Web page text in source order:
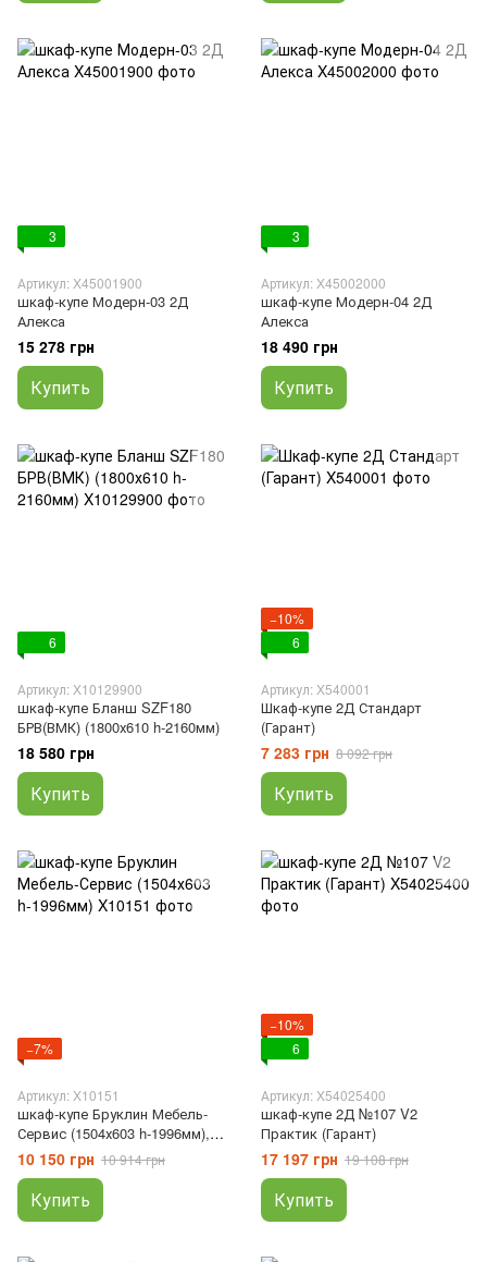
3
Артикул: X45001900
шкаф-купе Модерн-03 2Д
Алекса
15 278 грн
Купить
3
Артикул: X45002000
шкаф-купе Модерн-04 2Д
Алекса
18 490 грн
Купить
6
Артикул: X10129900
шкаф-купе Бланш SZF180
БРВ(ВМК) (1800х610 h-2160мм)
18 580 грн
Купить
−10%
6
Артикул: X540001
Шкаф-купе 2Д Стандарт
(Гарант)
7 283 грн 8 092 грн
Купить
−7%
Артикул: X10151
шкаф-купе Бруклин Мебель-
Сервис (1504х603 h-1996мм),
603, 1504, 1996
10 150 грн 10 914 грн
Купить
−10%
6
Артикул: X54025400
шкаф-купе 2Д №107 V2
Практик (Гарант)
17 197 грн 19 108 грн
Купить